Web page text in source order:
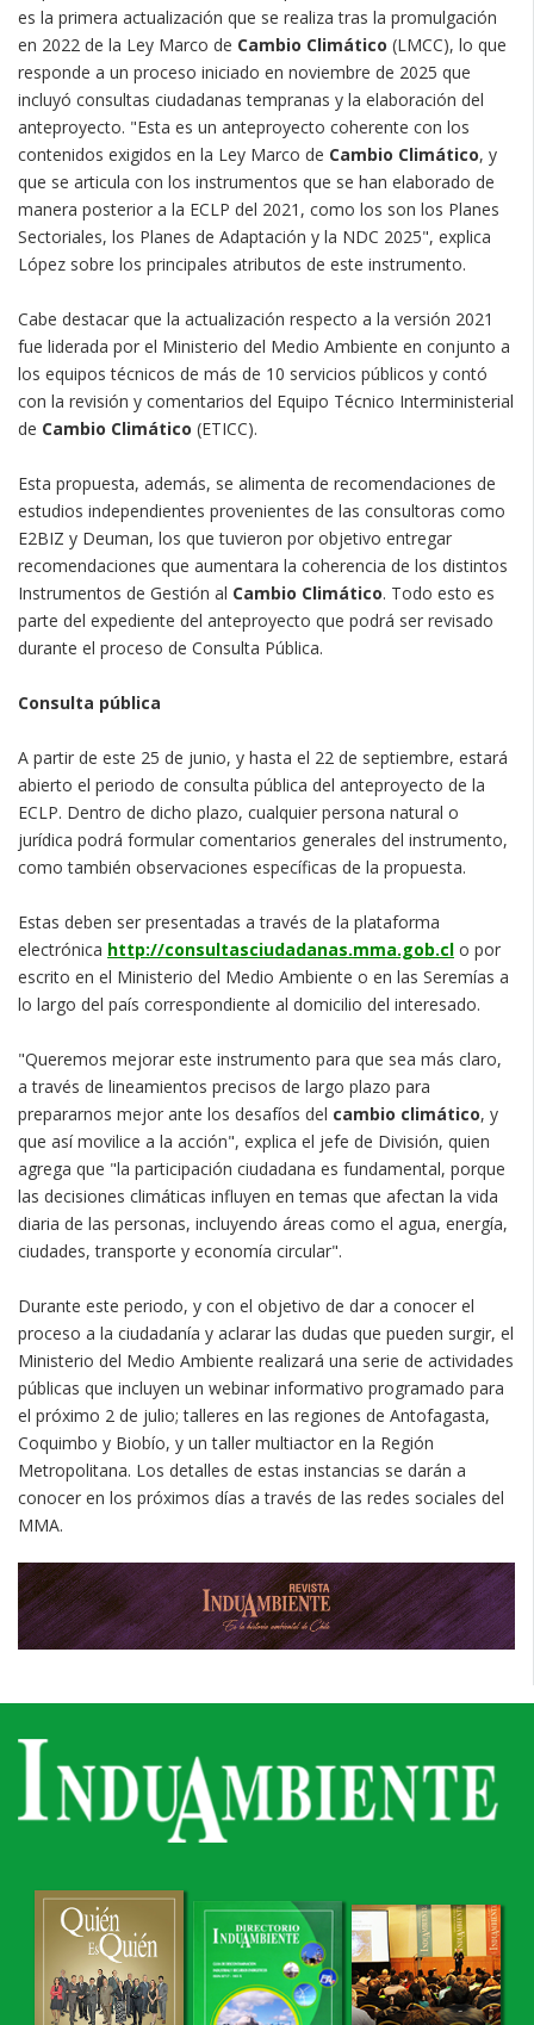
es la primera actualización que se realiza tras la promulgación
en 2022 de la Ley Marco de Cambio Climático (LMCC), lo que
responde a un proceso iniciado en noviembre de 2025 que
incluyó consultas ciudadanas tempranas y la elaboración del
anteproyecto. "Esta es un anteproyecto coherente con los
contenidos exigidos en la Ley Marco de Cambio Climático, y
que se articula con los instrumentos que se han elaborado de
manera posterior a la ECLP del 2021, como los son los Planes
Sectoriales, los Planes de Adaptación y la NDC 2025", explica
López sobre los principales atributos de este instrumento.
Cabe destacar que la actualización respecto a la versión 2021
fue liderada por el Ministerio del Medio Ambiente en conjunto a
los equipos técnicos de más de 10 servicios públicos y contó
con la revisión y comentarios del Equipo Técnico Interministerial
de Cambio Climático (ETICC).
Esta propuesta, además, se alimenta de recomendaciones de
estudios independientes provenientes de las consultoras como
E2BIZ y Deuman, los que tuvieron por objetivo entregar
recomendaciones que aumentara la coherencia de los distintos
Instrumentos de Gestión al Cambio Climático. Todo esto es
parte del expediente del anteproyecto que podrá ser revisado
durante el proceso de Consulta Pública.
Consulta pública
A partir de este 25 de junio, y hasta el 22 de septiembre, estará
abierto el periodo de consulta pública del anteproyecto de la
ECLP. Dentro de dicho plazo, cualquier persona natural o
jurídica podrá formular comentarios generales del instrumento,
como también observaciones específicas de la propuesta.
Estas deben ser presentadas a través de la plataforma
electrónica http://consultasciudadanas.mma.gob.cl o por
escrito en el Ministerio del Medio Ambiente o en las Seremías a
lo largo del país correspondiente al domicilio del interesado.
"Queremos mejorar este instrumento para que sea más claro,
a través de lineamientos precisos de largo plazo para
prepararnos mejor ante los desafíos del cambio climático, y
que así movilice a la acción", explica el jefe de División, quien
agrega que "la participación ciudadana es fundamental, porque
las decisiones climáticas influyen en temas que afectan la vida
diaria de las personas, incluyendo áreas como el agua, energía,
ciudades, transporte y economía circular".
Durante este periodo, y con el objetivo de dar a conocer el
proceso a la ciudadanía y aclarar las dudas que pueden surgir, el
Ministerio del Medio Ambiente realizará una serie de actividades
públicas que incluyen un webinar informativo programado para
el próximo 2 de julio; talleres en las regiones de Antofagasta,
Coquimbo y Biobío, y un taller multiactor en la Región
Metropolitana. Los detalles de estas instancias se darán a
conocer en los próximos días a través de las redes sociales del
MMA.